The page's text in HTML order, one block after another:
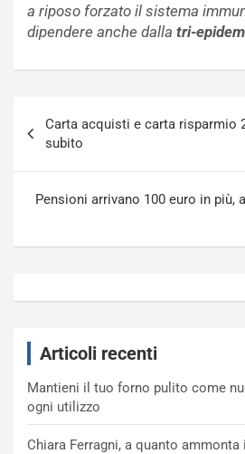
a riposo forzato il sistema
dipendere anche dalla tri-
articoli
Carta acquisti e carta risparmio
subito
Pensioni arrivano 100 euro in più,
Articoli recenti
Mantieni il tuo forno pulito come
ogni utilizzo
Chiara Ferragni, a quanto